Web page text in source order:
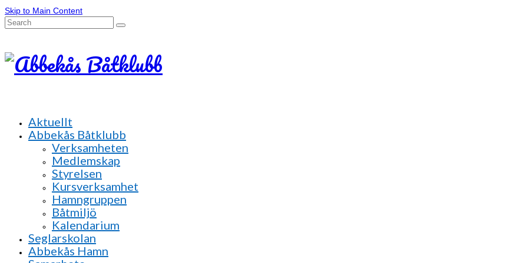
Skip to Main Content
Search
Aktuellt
Abbekås Båtklubb
Verksamheten
Medlemskap
Styrelsen
Kursverksamhet
Hamngruppen
Båtmiljö
Kalendarium
Seglarskolan
Abbekås Hamn